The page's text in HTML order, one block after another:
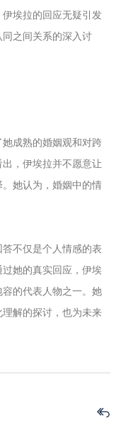
埃拉的回应无疑引发
之间关系的深入讨
成熟的婚姻观和对跨
，伊埃拉并不愿意让
她认为，婚姻中的情
不仅是个人情感的表
她的真实回应，伊埃
的代表人物之一。她
解的探讨，也为未来